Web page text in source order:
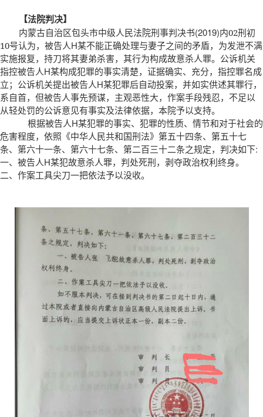
【法院判决】
内蒙古自治区包头市中级人民法院刑事判决书(2019)内02刑初
10号认为，被告人H某不能正确处理与妻子之间的矛盾，为发泄不满
实施报复，持刀将其妻弟杀害，其行为构成故意杀人罪。公诉机关
指控被告人H某构成犯罪的事实清楚，证据确实、充分，指控罪名成
立；公诉机关提出被告人H某犯罪后自动投案，并如实供述其罪行，
系自首，但被告人事先预谋，主观恶性大，作案手段残忍，不足以
从轻处罚的公诉意见有事实及法律依据，本院予以支持。
根据被告人H某犯罪的事实、犯罪的性质、情节和对于社会的
危害程度，依照《中华人民共和国刑法》第五十四条、第五十七
条、第六十一条、第六十七条、第二百三十二条之规定，判决如下:
一、被告人H某犯故意杀人罪，判处死刑，剥夺政治权利终身。
二、作案工具尖刀一把依法予以没收。